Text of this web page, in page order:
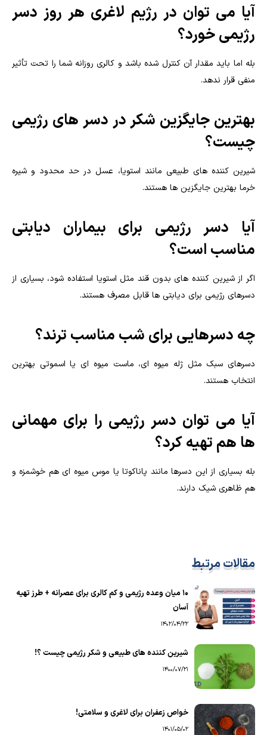
آیا می توان در رژیم لاغری هر روز دسر
رژیمی خورد؟
بله اما باید مقدار آن کنترل شده باشد و کالری روزانه شما را تحت تأثیر
منفی قرار ندهد.
بهترین جایگزین شکر در دسر های رژیمی
چیست؟
شیرین کننده های طبیعی مانند استویا، عسل در حد محدود و شیره
خرما بهترین جایگزین ها هستند.
آیا دسر رژیمی برای بیماران دیابتی
مناسب است؟
اگر از شیرین کننده های بدون قند مثل استویا استفاده شود، بسیاری از
دسرهای رژیمی برای دیابتی ها قابل مصرف هستند.
چه دسرهایی برای شب مناسب ترند؟
دسرهای سبک مثل ژله میوه ای، ماست میوه ای یا اسموتی بهترین
انتخاب هستند.
آیا می توان دسر رژیمی را برای مهمانی
ها هم تهیه کرد؟
بله بسیاری از این دسرها مانند پاناکوتا یا موس میوه ای هم خوشمزه و
هم ظاهری شیک دارند.
مقالات مرتبط
۱۰ میان وعده رژیمی و کم کالری برای عصرانه + طرز تهیه
آسان
1402/04/22
شیرین کننده های طبیعی و شکر رژیمی چیست ؟!
1400/07/21
خواص زعفران برای لاغری و سلامتی!
1401/05/02